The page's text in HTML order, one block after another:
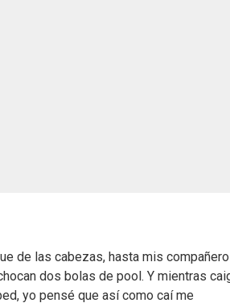
de las cabezas, hasta mis
dos bolas de pool. Y mientras
yo pensé que así como caí me